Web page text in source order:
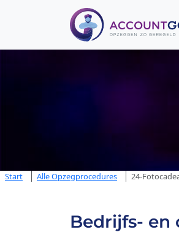
Start Alle Opzegprocedures 24-
Bedrijfs- en